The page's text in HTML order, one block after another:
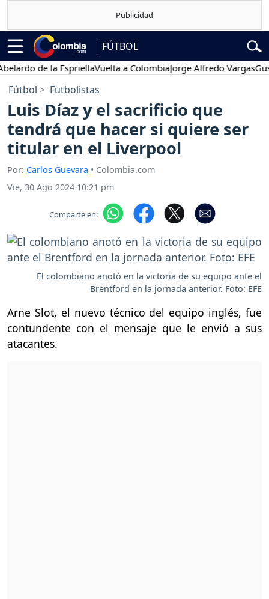
FÚTBOL
de la EspriellaVuelta a ColombiaJorge Alfredo VargasGustavo
Fútbol Futbolistas
Luis Díaz y el sacrificio que
tendrá que hacer si quiere ser
titular en el Liverpool
Por: Carlos Guevara • Colombia.com
Vie, 30 Ago 2024 10:21 pm
Comparte en:
El colombiano anotó en la victoria de su equipo ante el
Brentford en la jornada anterior. Foto: EFE
Arne Slot, el nuevo técnico del equipo inglés, fue
contundente con el mensaje que le envió a sus
atacantes.